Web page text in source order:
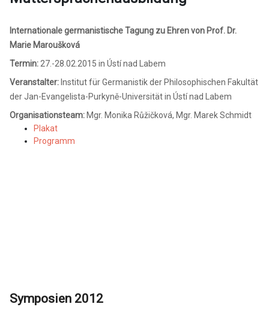
Internationale germanistische Tagung zu Ehren von Prof. Dr.
Marie Maroušková
Termin: 27.-28.02.2015 in Ústí nad Labem
Veranstalter: Institut für Germanistik der Philosophischen Fakultät
der Jan-Evangelista-Purkyně-Universität in Ústí nad Labem
Organisationsteam: Mgr. Monika Růžičková, Mgr. Marek Schmidt
Plakat
Programm
Symposien 2012